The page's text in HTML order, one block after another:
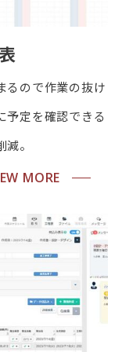
るので作業の抜け
予定を確認できる
。
MORE